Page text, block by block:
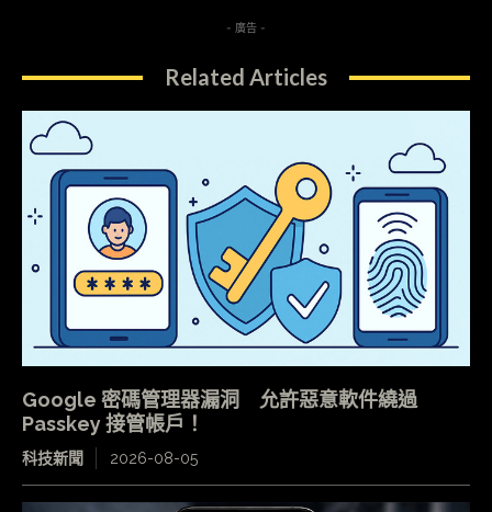
- 廣告 -
Related Articles
Google 密碼管理器漏洞 允許惡意軟件繞過
Passkey 接管帳戶！
科技新聞 2026-08-05